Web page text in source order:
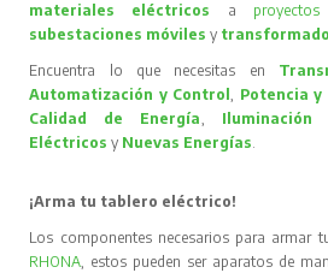
materiales eléctricos
a proyectos
subestaciones móvilesy
Encuentra lo que necesitas en
Automatización y Control, Potencia y
Calidad de Energía, Iluminación
Eléctricos y Nuevas Energías.
¡Arma tu tablero eléctrico!
Los componentes necesarios para armar
RHONA, estos pueden ser aparatos de